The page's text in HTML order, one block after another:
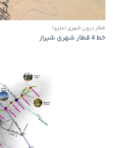
قطار درون شهری (مترو)
خط 4 قطار شهری شیراز